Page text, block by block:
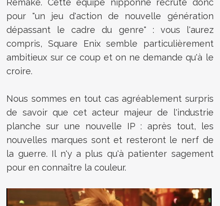
pour "un jeu d'action de nouvelle génération
dépassant le cadre du genre" : vous l'aurez
compris, Square Enix semble particulièrement
ambitieux sur ce coup et on ne demande qu'à le
croire.
Nous sommes en tout cas agréablement surpris
de savoir que cet acteur majeur de l'industrie
planche sur une nouvelle IP : après tout, les
nouvelles marques sont et resteront le nerf de
la guerre. Il n'y a plus qu'à patienter sagement
pour en connaître la couleur.